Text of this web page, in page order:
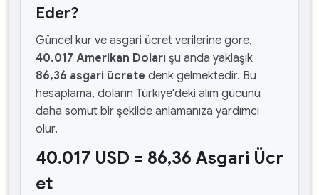
Eder?
Güncel kur ve asgari ücret verilerine göre,
40.017 Amerikan Doları şu anda yaklaşık
86,36 asgari ücrete denk gelmektedir. Bu
hesaplama, doların Türkiye'deki alım gücünü
daha somut bir şekilde anlamanıza yardımcı
olur.
40.017 USD = 86,36 Asgari Ücr
et